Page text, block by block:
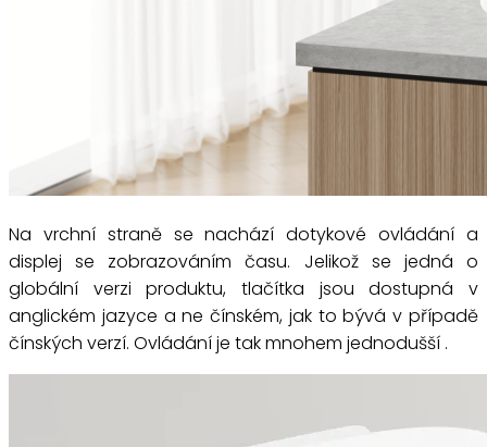
Na vrchní straně se nachází dotykové ovládání a
displej se zobrazováním času. Jelikož se jedná o
globální verzi produktu, tlačítka jsou dostupná v
anglickém jazyce a ne čínském, jak to bývá v případě
čínských verzí. Ovládání je tak mnohem jednodušší .